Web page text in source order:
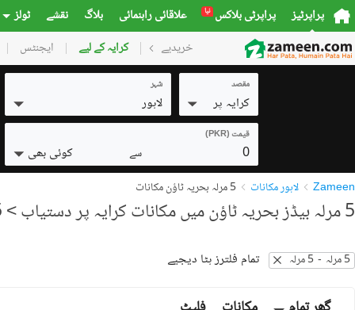
پراپرٹیز پراپرٹی بلاکس نیا علاقائی راہنمائی بلاگ نقشے ٹولز
خریدیے گھر پلاٹس کمرشل کرایہ کے لیے ایجنٹس
مقصد
کرایہ پر
شہر
لاہور
قیمت (PKR)
0 سے کوئی بھی
Zameen لاہور مکانات 5 مرلہ بحریہ ٹاؤن مکانات
5 مرلہ بیڈز بحریہ ٹاؤن میں مکانات کرایہ پر دستیاب > 215 نتائج
5 مرلہ - 5 مرلہ تمام فلترز ہٹا دیجیے